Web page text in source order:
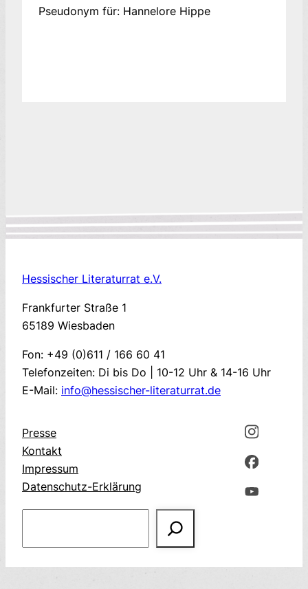
Pseudonym für: Hannelore Hippe
Hessischer Literaturrat e.V.
Frankfurter Straße 1
65189 Wiesbaden
Fon: +49 (0)611 / 166 60 41
Telefonzeiten: Di bis Do | 10-12 Uhr & 14-16 Uhr
E-Mail: info@hessischer-literaturrat.de
Presse
Kontakt
Impressum
Datenschutz-Erklärung